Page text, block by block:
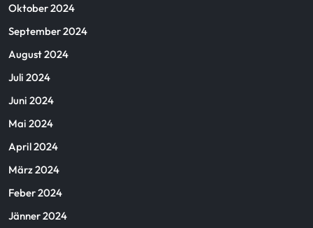
Oktober 2024
September 2024
August 2024
Juli 2024
Juni 2024
Mai 2024
April 2024
März 2024
Feber 2024
Jänner 2024